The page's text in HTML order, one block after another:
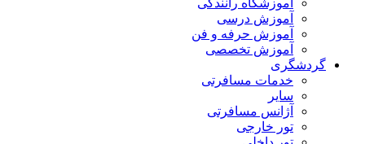
آموزشگاه رانندگی
آموزش درسی
آموزش حرفه و فن
آموزش تخصصی
گردشگری
خدمات مسافرتی
سایر
آژانس مسافرتی
تور خارجی